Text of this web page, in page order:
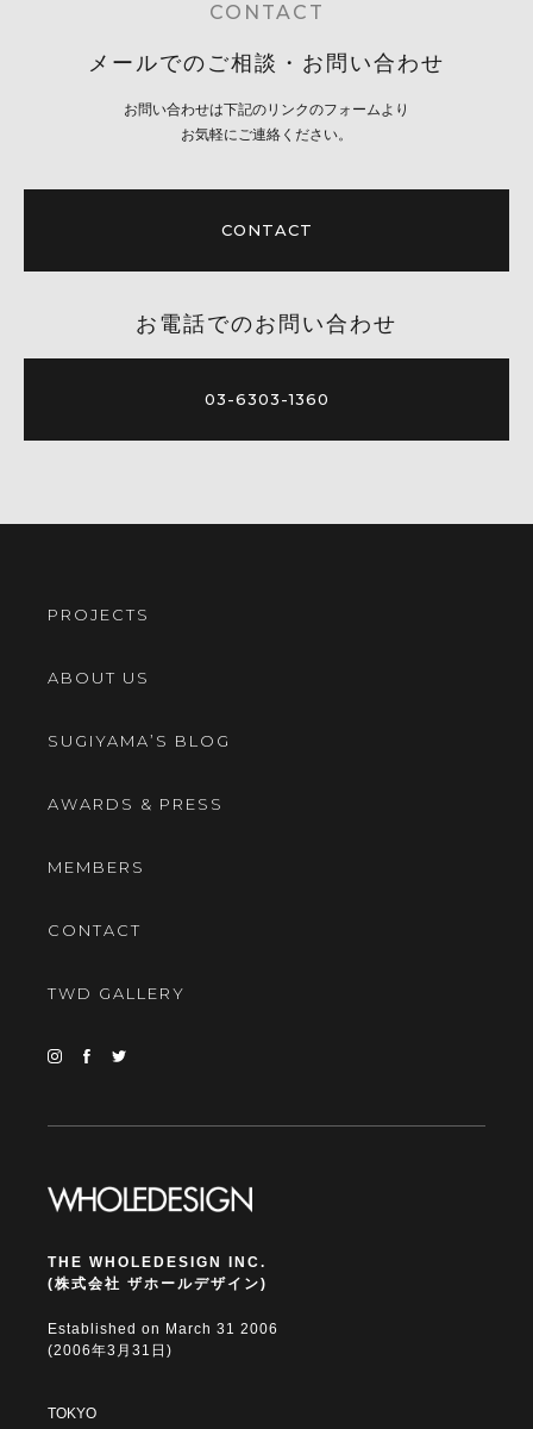
CONTACT
メールでのご相談・お問い合わせ
お問い合わせは下記のリンクのフォームより
お気軽にご連絡ください。
CONTACT
お電話でのお問い合わせ
03-6303-1360
PROJECTS
ABOUT US
SUGIYAMA’S BLOG
AWARDS & PRESS
MEMBERS
CONTACT
TWD GALLERY
THE WHOLEDESIGN INC.
(株式会社 ザホールデザイン)
Established on March 31 2006
(2006年3月31日)
TOKYO